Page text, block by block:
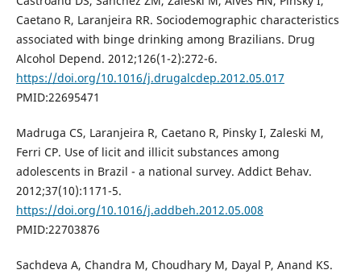
Caetano R, Laranjeira RR. Sociodemographic characteristics
associated with binge drinking among Brazilians. Drug
Alcohol Depend. 2012;126(1-2):272-6.
https://doi.org/10.1016/j.drugalcdep.2012.05.017
PMID:22695471
Madruga CS, Laranjeira R, Caetano R, Pinsky I, Zaleski M,
Ferri CP. Use of licit and illicit substances among
adolescents in Brazil - a national survey. Addict Behav.
2012;37(10):1171-5.
https://doi.org/10.1016/j.addbeh.2012.05.008
PMID:22703876
Sachdeva A, Chandra M, Choudhary M, Dayal P, Anand KS.